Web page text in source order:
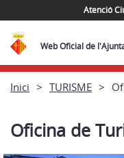
Atenció
Web Oficial de
Inici TURISME
Oficina de